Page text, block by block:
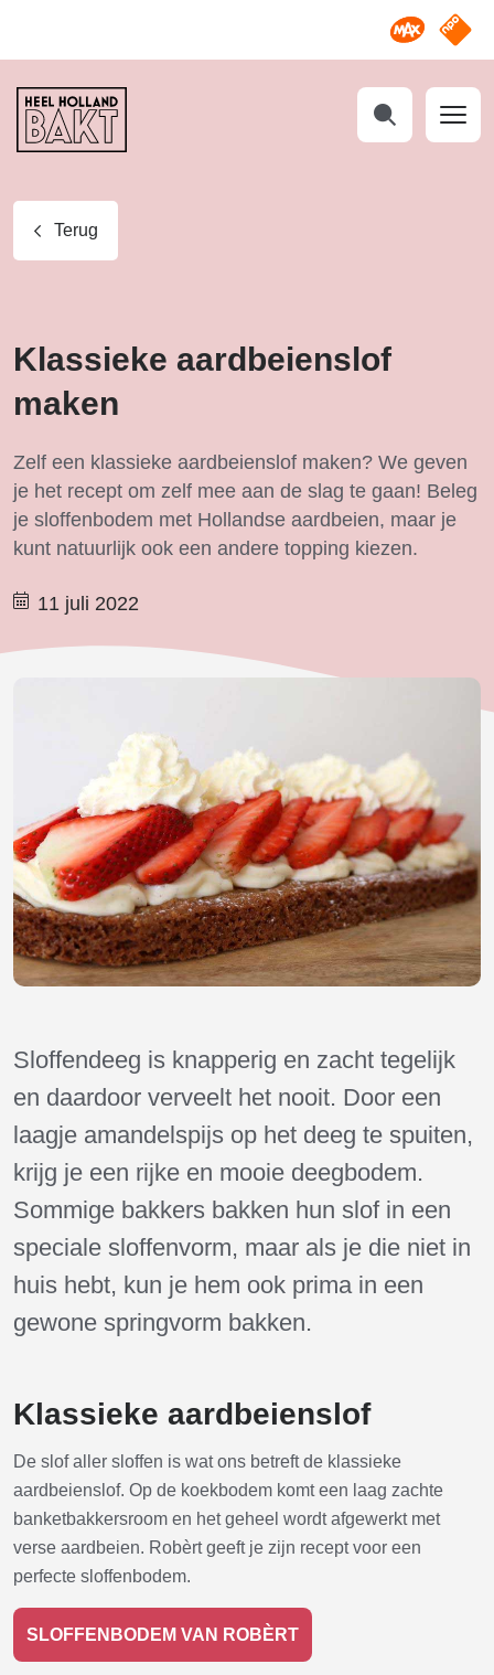
Omroep
NPO
Heel
Holland
Bakt
Terug
Klassieke aardbeienslof
maken
Zelf een klassieke aardbeienslof maken? We geven
je het recept om zelf mee aan de slag te gaan! Beleg
je sloffenbodem met Hollandse aardbeien, maar je
kunt natuurlijk ook een andere topping kiezen.
11 juli 2022
Sloffendeeg is knapperig en zacht tegelijk
en daardoor verveelt het nooit. Door een
laagje amandelspijs op het deeg te spuiten,
krijg je een rijke en mooie deegbodem.
Sommige bakkers bakken hun slof in een
speciale sloffenvorm, maar als je die niet in
huis hebt, kun je hem ook prima in een
gewone springvorm bakken.
Klassieke aardbeienslof
De slof aller sloffen is wat ons betreft de klassieke
aardbeienslof. Op de koekbodem komt een laag zachte
banketbakkersroom en het geheel wordt afgewerkt met
verse aardbeien. Robèrt geeft je zijn recept voor een
perfecte sloffenbodem.
SLOFFENBODEM VAN ROBÈRT